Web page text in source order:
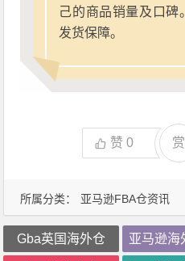
所属分类： 亚马逊FBA仓资讯
己的商品销量及口碑
发货保障。
赞0 赏
Gba英国海外仓 亚马逊海